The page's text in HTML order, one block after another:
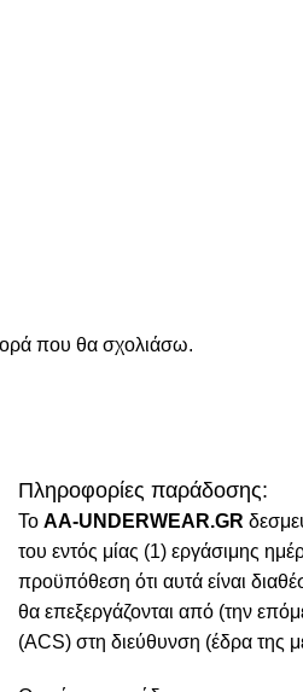
που θα σχολιάσω.
Πληροφορίες παράδοσης:
To AA-UNDERWEAR.GR
του εντός μίας (1) εργάσιμης
προϋπόθεση ότι αυτά είναι
θα επεξεργάζονται από (την
(ACS) στη διεύθυνση (έδρα της